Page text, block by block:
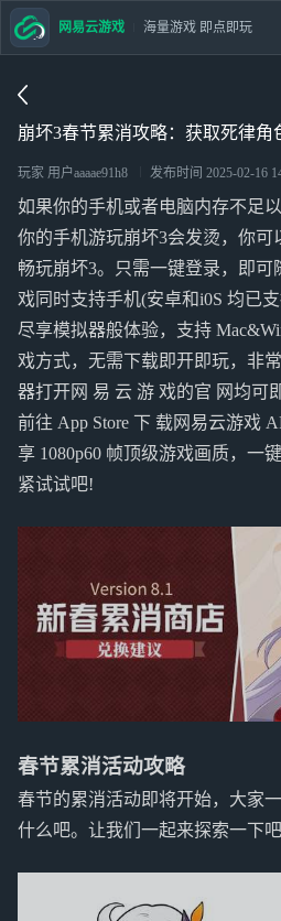
崩坏3春节累消攻略：获取死律角
玩家 用户aaaae91h8 发布时间 2025-02-16
如果你的手机或者电脑内存不足
你的手机游玩崩坏3会发烫，你可
畅玩崩坏3。只需一键登录，即
戏同时支持手机(安卓和i0S 均已
尽享模拟器般体验，支持
戏方式，无需下载即开即玩，非
器打开网 易 云 游 戏的官 网均可
前往 App Store 下 载网易云游戏
享 1080p60 帧顶级游戏画质，一
紧试试吧!
春节累消活动攻略
春节的累消活动即将开始，大家
什么吧。让我们一起来探索一下吧
网易云游戏 海量游戏 即点即玩